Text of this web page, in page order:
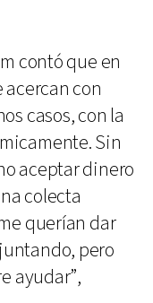
contó que en
acercan con
casos, con la
Sin
aceptar dinero
colecta
querían dar
pero
ayudar”,